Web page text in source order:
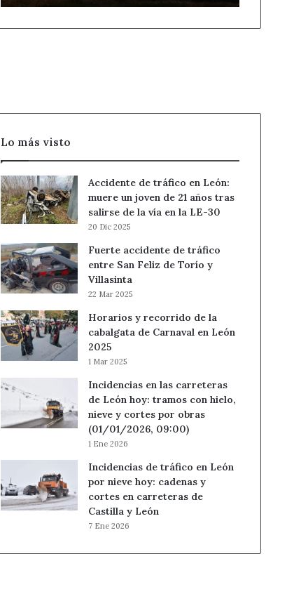
afectados
Lo más visto
Accidente de tráfico en León:
muere un joven de 21 años tras
salirse de la vía en la LE-30
20 Dic 2025
Fuerte accidente de tráfico
entre San Feliz de Torío y
Villasinta
22 Mar 2025
Horarios y recorrido de la
cabalgata de Carnaval en León
2025
1 Mar 2025
Incidencias en las carreteras
de León hoy: tramos con hielo,
nieve y cortes por obras
(01/01/2026, 09:00)
1 Ene 2026
Incidencias de tráfico en León
por nieve hoy: cadenas y
cortes en carreteras de
Castilla y León
7 Ene 2026